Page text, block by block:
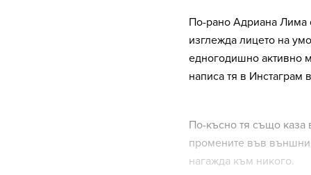
По-рано Адриана Лима
изглежда лицето на
едногодишно активно
написа тя в Инстаграм
По-късно тя също каза
промените във
нагажда към никого.